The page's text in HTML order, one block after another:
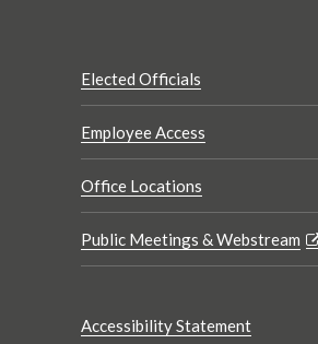
Elected Officials
Employee Access
Office Locations
Public Meetings & Webstream
Accessibility Statement